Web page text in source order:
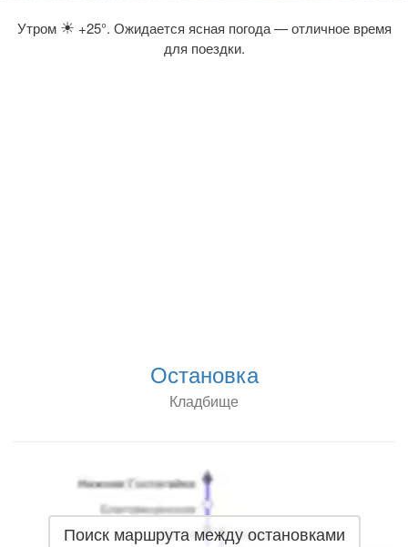
Утром ☀ +25°. Ожидается ясная погода — отличное время
для поездки.
Остановка
Кладбище
Поиск маршрута между остановками